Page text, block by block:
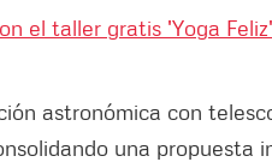
el taller gratis 'Yoga
astronómica con
una propuesta